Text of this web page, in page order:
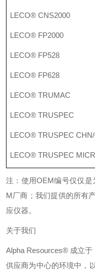
LECO® CNS2000
LECO® FP2000
LECO® FP528
LECO® FP628
LECO® TRUMAC
LECO® TRUSPEC
LECO® TRUSPEC
LECO® TRUSPEC
注：使用OEM编号仅仅是
M厂商；我们提供的所有
应仪器。
关于我们
Alpha Resources® 成立于
供应商为中心的环境中，